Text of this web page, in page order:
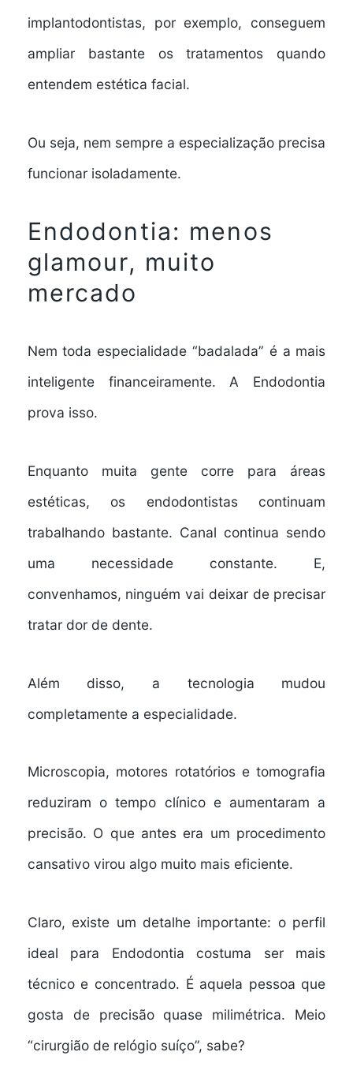
implantodontistas, por exemplo, conseguem
ampliar bastante os tratamentos quando
entendem estética facial.
Ou seja, nem sempre a especialização precisa
funcionar isoladamente.
Endodontia: menos
glamour, muito
mercado
Nem toda especialidade “badalada” é a mais
inteligente financeiramente. A Endodontia
prova isso.
Enquanto muita gente corre para áreas
estéticas, os endodontistas continuam
trabalhando bastante. Canal continua sendo
uma necessidade constante. E,
convenhamos, ninguém vai deixar de precisar
tratar dor de dente.
Além disso, a tecnologia mudou
completamente a especialidade.
Microscopia, motores rotatórios e tomografia
reduziram o tempo clínico e aumentaram a
precisão. O que antes era um procedimento
cansativo virou algo muito mais eficiente.
Claro, existe um detalhe importante: o perfil
ideal para Endodontia costuma ser mais
técnico e concentrado. É aquela pessoa que
gosta de precisão quase milimétrica. Meio
“cirurgião de relógio suíço”, sabe?